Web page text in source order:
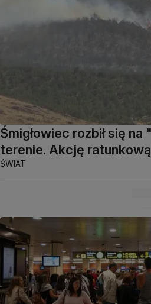
Śmigłowiec rozbił się
terenie. Akcję
ŚWIAT